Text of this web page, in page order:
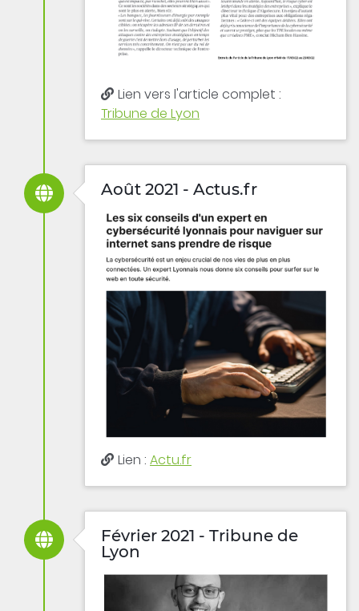
Lien vers l'article complet :
Tribune de Lyon
Août 2021 - Actus.fr
Lien : Actu.fr
Février 2021 - Tribune de
Lyon